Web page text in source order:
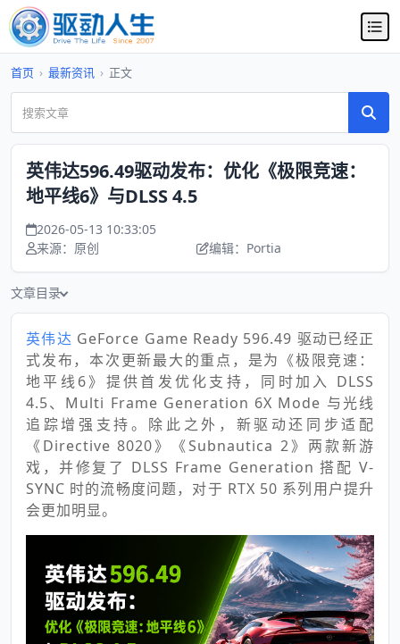
首页 › 最新资讯 › 正文
英伟达596.49驱动发布：优化《极限竞速：
地平线6》与DLSS 4.5
2026-05-13 10:33:05
来源：原创
编辑：Portia
文章目录
英伟达 GeForce Game Ready 596.49 驱动已经正
式发布，本次更新最大的重点，是为《极限竞速：
地平线6》提供首发优化支持，同时加入 DLSS
4.5、Multi Frame Generation 6X Mode 与光线
追踪增强支持。除此之外，新驱动还同步适配
《Directive 8020》《Subnautica 2》两款新游
戏，并修复了 DLSS Frame Generation 搭配 V-
SYNC 时的流畅度问题，对于 RTX 50 系列用户提升
会更加明显。